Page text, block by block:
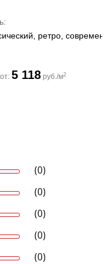
ретро,
5 118 руб./м2
(0)
(0)
(0)
(0)
(0)